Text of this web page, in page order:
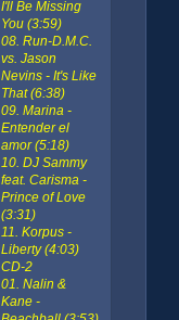
I'll Be Missing
You (3:59)
08. Run-D.M.C.
vs. Jason
Nevins - It's Like
That (6:38)
09. Marina -
Entender el
amor (5:18)
10. DJ Sammy
feat. Carisma -
Prince of Love
(3:31)
11. Korpus -
Liberty (4:03)
CD-2
01. Nalin &
Kane -